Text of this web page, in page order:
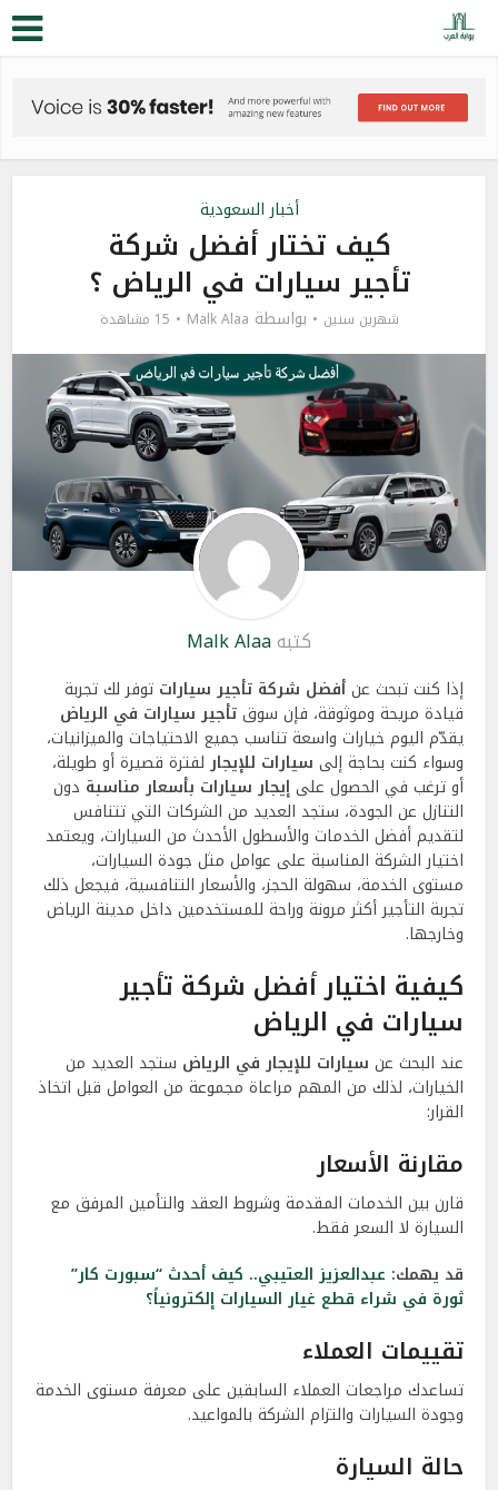
أخبار السعودية
كيف تختار أفضل شركة
تأجير سيارات في الرياض ؟
شهرين سنين بواسطة Malk Alaa 15 مشاهدة
كتبهMalk Alaa
إذا كنت تبحث عنأفضل شركة تأجير سيارات توفر لك تجربة
قيادة مريحة وموثوقة، فإن سوقتأجير سيارات في الرياض
يقدّم اليوم خيارات واسعة تناسب جميع الاحتياجات والميزانيات،
وسواء كنت بحاجة إلى سيارات للإيجار لفترة قصيرة أو طويلة،
أو ترغب في الحصول علىإيجار سيارات بأسعار مناسبة دون
التنازل عن الجودة، ستجد العديد من الشركات التي تتنافس
لتقديم أفضل الخدمات والأسطول الأحدث من السيارات، ويعتمد
اختيار الشركة المناسبة على عوامل مثل جودة السيارات،
مستوى الخدمة، سهولة الحجز، والأسعار التنافسية، فيجعل ذلك
تجربة التأجير أكثر مرونة وراحة للمستخدمين داخل مدينة الرياض
وخارجها.
كيفية اختيار أفضل شركة تأجير
سيارات في الرياض
عند البحث عن سيارات للإيجار في الرياض ستجد العديد من
الخيارات، لذلك من المهم مراعاة مجموعة من العوامل قبل اتخاذ
القرار:
مقارنة الأسعار
قارن بين الخدمات المقدمة وشروط العقد والتأمين المرفق مع
السيارة لا السعر فقط.
قد يهمك: عبدالعزيز العتيبي.. كيف أحدث “سبورت كار”
ثورة في شراء قطع غيار السيارات إلكترونياً؟
تقييمات العملاء
تساعدك مراجعات العملاء السابقين على معرفة مستوى الخدمة
وجودة السيارات والتزام الشركة بالمواعيد.
حالة السيارة